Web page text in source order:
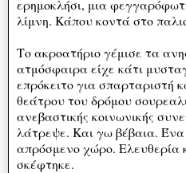
ερημοκλήσι, μια
λίμνη. Κάπου κοντά στο
Το ακροατήριο γέμισε τα
ατμόσφαιρα είχε κάτι
επρόκειτο για σπαρταριστή
θεάτρου του δρόμου
ανεβαστικής κοινωνικής
λάτρεψε. Και γω βέβαια.
απρόσμενο χώρο. Ελευθερία
σκέφτηκε.